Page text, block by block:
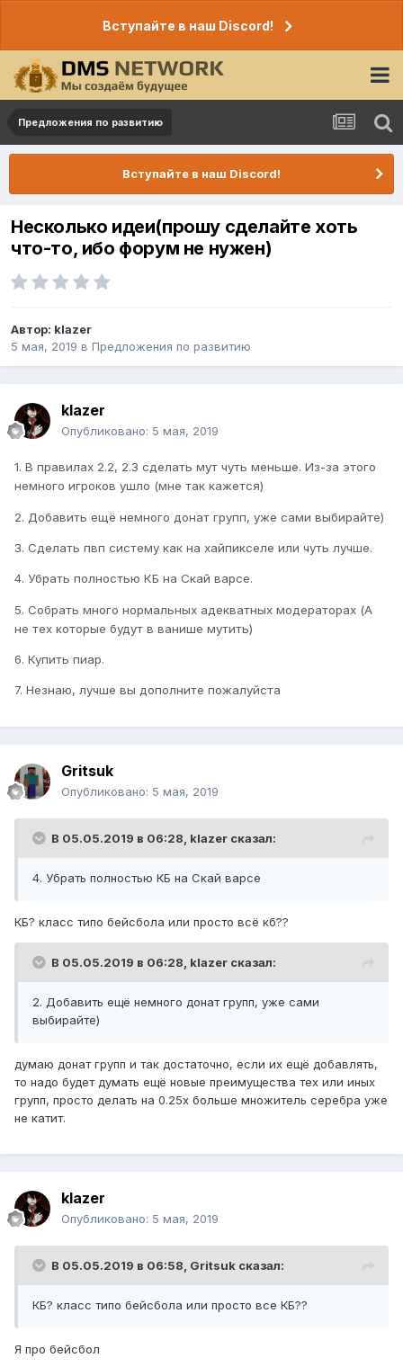
Вступайте в наш Discord!
Предложения по развитию
Вступайте в наш Discord!
Несколько идеи(прошу сделайте хоть
что-то, ибо форум не нужен)
Автор: klazer
5 мая, 2019 в Предложения по развитию
klazer
Опубликовано: 5 мая, 2019
1. В правилах 2.2, 2.3 сделать мут чуть меньше. Из-за этого
немного игроков ушло (мне так кажется)
2. Добавить ещё немного донат групп, уже сами выбирайте)
3. Сделать пвп систему как на хайпикселе или чуть лучше.
4. Убрать полностью КБ на Скай варсе.
5. Собрать много нормальных адекватных модераторах (А
не тех которые будут в ванише мутить)
6. Купить пиар.
7. Незнаю, лучше вы дополните пожалуйста
Gritsuk
Опубликовано: 5 мая, 2019
В 05.05.2019 в 06:28, klazer сказал:
4. Убрать полностью КБ на Скай варсе
КБ? класс типо бейсбола или просто всё кб??
В 05.05.2019 в 06:28, klazer сказал:
2. Добавить ещё немного донат групп, уже сами
выбирайте)
думаю донат групп и так достаточно, если их ещё добавлять,
то надо будет думать ещё новые преимущества тех или иных
групп, просто делать на 0.25х больше множитель серебра уже
не катит.
klazer
Опубликовано: 5 мая, 2019
В 05.05.2019 в 06:58, Gritsuk сказал:
КБ? класс типо бейсбола или просто все КБ??
Я про бейсбол